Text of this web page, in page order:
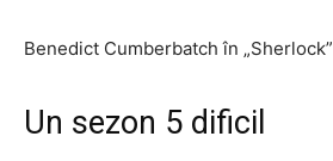
Benedict Cumberbatch în „Sherlock”
Un sezon 5 dificil